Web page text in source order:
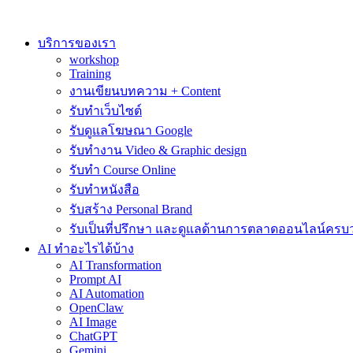
contentบริการของเรา
workshop
Training
งานเขียนบทความ + Content
รับทำเว็บไซต์
รับดูแลโฆษณา Google
รับทำงาน Video & Graphic design
รับทำ Course Online
รับทำหนังสือ
รับสร้าง Personal Brand
รับเป็นที่ปรึกษา และดูแลด้านการตลาดออนไลน์ครบ
AI ทำอะไรได้บ้าง
AI Transformation
Prompt AI
AI Automation
OpenClaw
AI Image
ChatGPT
Gemini